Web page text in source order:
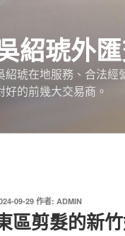
紹琥外
紹琥在地服務、合法經
好的前幾大交易商。
09-29 作者: ADMIN
區剪髮的新